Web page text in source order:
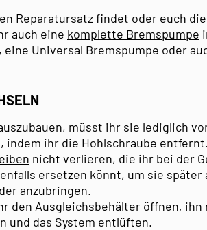
Reparatursatz findet oder euch
auch eine komplette Bremspumpe
Universal Bremspumpe oder
müsst ihr sie lediglich
indem ihr die Hohlschraube entfernt.
nicht verlieren, die ihr bei der
ersetzen könnt, um sie später
anzubringen.
den Ausgleichsbehälter öffnen, ihn
und das System entlüften.